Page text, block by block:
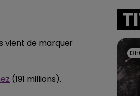
vient de marquer
(191 millions).